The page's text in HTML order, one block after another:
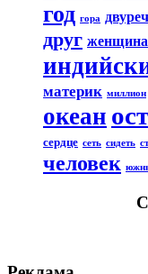
год гора
друг женщина
материк миллион
океан
сердце сеть сидеть
человек